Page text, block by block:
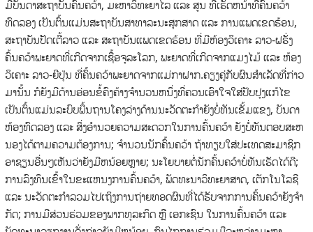
ມີບັນດາສະຖາບັນຄົ້ນຄວ້າ, ມະຫາວິທະຍາໄລ ແລະ ສູນ ທີ່ເຮັດຫນ້າທີ່ຄົ້ນຄວ້າ
ທົດລອງ ເປັນຕົ້ນແມ່ນສະຖາບັນສາທາລະນະສຸກສາດ ແລະ ການແພດເຂດຮ້ອນ,
ສະຖາບັນປັດເຕີ້ລາວ ແລະ ສະຖາບັນແພດເຂດຮ້ອນ ທີ່ມີຫ້ອງວິເຄາະ ລາວ-ຝຣັ່ງ
ຄົ້ນຄວ້າພະຍາດທີ່ເກີດຈາກເຊື້ອຈຸລະໂລກ, ພະຍາດທີ່ເກີດຈາກແມງໄມ້ ແລະ ຫ້ອງ
ວິເຄາະ ລາວ-ຍີປຸ່ນ ທີ່ຄົ້ນຄວ້າພະຍາດຈາກແມ່ກາຝາກ.ຄຽງຄູ່ກັບຜົນສໍາເລັດທີ່ກ່າວ
ມານັ້ນ ກໍຍັງມີດ້ານອ່ອນຂໍ້ຄົງຄ້າງຈໍານວນຫນຶ່ງທີ່ຄວນເອົາໃຈໃສ່ປັບປຸງແກ້ໄຂ
ເປັນຕົ້ນແມ່ນລະບົບພື້ນຖານໂຄງລ່າງດ້ານນະວັດຕະກໍາຍັງບໍ່ທັນເຂັ້ມແຂງ, ບັນດາ
ຫ້ອງທົດລອງ ແລະ ສິ່ງອໍານວຍຄວາມສະດວກໃນການຄົ້ນຄວ້າ ຍັງບໍ່ທັນຕອບສະຫ
ນອງໄດ້ຕາມຄວາມຕ້ອງການ; ຈໍານວນນັກຄົ້ນຄວ້າ ຖ້າທຽບໃສ່ປະເທດສະມາຊິກ
ອາຊຽນອື່ນໆເຫັນວ່າຍັງມີຫນ້ອຍຫຼາຍ; ນະໂຍບາຍຕໍ່ນັກຄົ້ນຄວ້າບໍ່ທັນເຮັດໄດ້ດີ;
ການລົງທຶນເຂົ້າໃນຂະແຫນງການຄົ້ນຄວ້າ, ພັດທະນາວິທະຍາສາດ, ເຕັກໂນໂລຊີ
ແລະ ນະວັດຕະກໍາລວມໄປເຖິງການຖ່າຍທອດຜົນທີ່ໄດ້ຮັບຈາກການຄົ້ນຄວ້າຍັງຈໍາ
ກັດ; ການມີສ່ວນຮ່ວມຂອງພາກທຸລະກິດ ຫຼື ເອກະຊົນ ໃນການຄົ້ນຄວ້າ ແລະ